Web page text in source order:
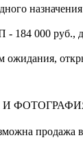
000 руб.,
на
продажа